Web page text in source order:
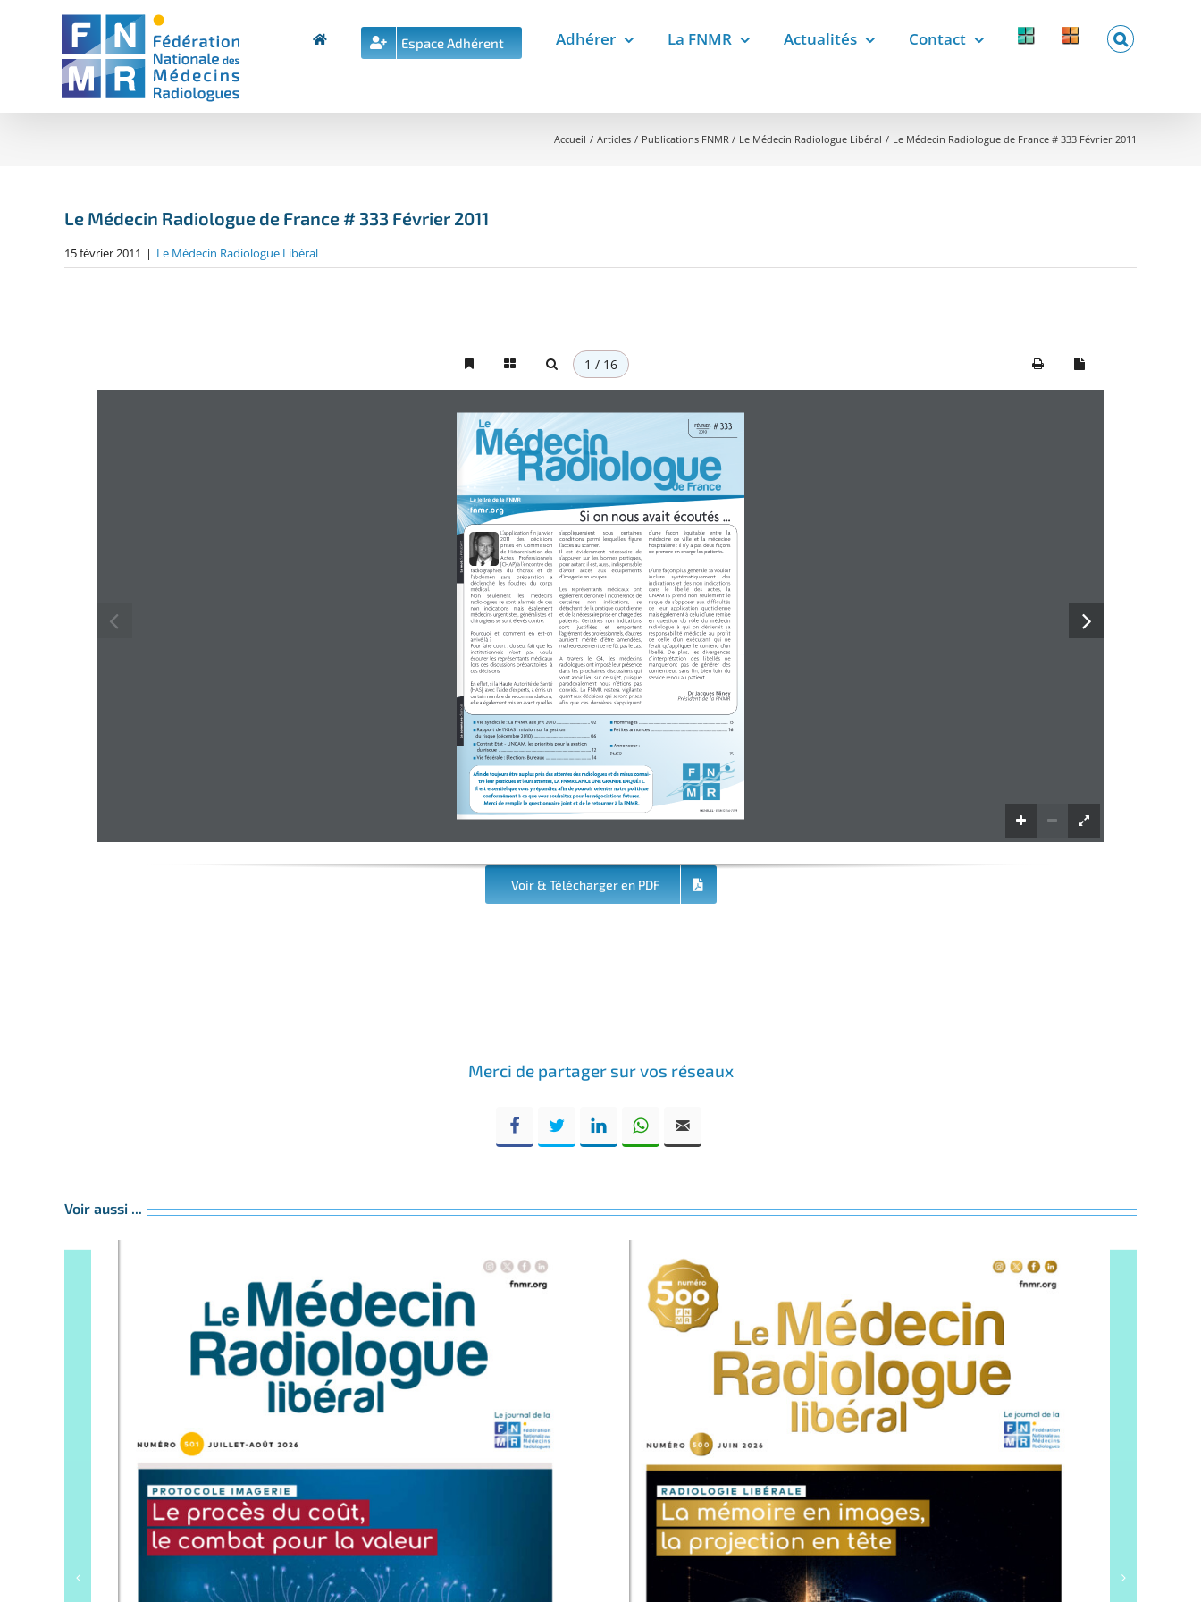
Espace Adhérent Adhérer La FNMR Actualités Contact ForcomedLabelix
Accueil Articles Publications FNMR Le Médecin Radiologue Libéral Le Médecin Radiologue de France # 333 Février 2011
Le Médecin Radiologue de France # 333 Février 2011
15 février 2011 | Le Médecin Radiologue Libéral
fnmr.org
L’applicationfinjanvier
2011
des décisions
prises en Commission
de Hiérarchisation des
Actes Professionnels
(CHAP)àl’encontredes
radiographies du thorax et de
l’abdomen
sans préparation a
déclenché les foudres du corps
médical.
Non seulement les médecins
radiologues se sont alarmés de ces
non indications mais également
médecins urgentistes, généralistes et
chirurgiens se sont élevés contre.
Pourquoi et comment en est-on
arrivé là ?
Pour faire court : du seul fait que les
institutionnels n’ont pas voulu
écouter les représentants médicaux
lors des discussions préparatoires à
ces décisions.
Eneffet,silaHauteAutoritédeSanté
(HAS), avec l’aide d’experts, a émis un
certainnombrederecommandations,
elleaégalementmisenavantqu’elles
s’appliqueraient sous certaines
conditions parmi lesquelles figure
l’accès au scanner.
Il est évidemment nécessaire de
s’appuyer sur les bonnes pratiques,
pourautantilest,aussi,indispensable
d’avoir accès aux équipements
d’imagerie en coupes.
Les représentants médicaux ont
également dénoncé l’incohérence de
certaines non indications, se
détachantdelapratiquequotidienne
etdelanécessairepriseenchargedes
patients. Certaines non indications
sont justifiées et
emportent
l’agrémentdesprofessionnels,d’autres
auraient mérité d’être amendées,
malheureusementcenefûtpaslecas.
A travers le G4, les médecins
radiologuesontimposéleurprésence
dans les prochaines discussions qui
vont avoir lieu sur ce sujet, puisque
paradoxalement nous n’étions pas
conviés. La FNMR restera vigilante
quant aux décisions qui seront prises
afin que ces dernières s’appliquent
d’une façon équitable entre la
médecine de ville et la médecine
hospitalière : il n’y a pas deux façons
de prendre en charge les patients.
D’une façon plusgénérale : à vouloir
inclure systématiquement
des
indications et des non indications
dans le libellé des actes, la
CNAMTS prend non seulement le
risque de s’opposer aux difficultés
de leur application quotidienne
mais également à celui d’une remise
en question du rôle du médecin
radiologue à qui on dénierait sa
responsabilité médicale au profit
de celle d’un exécutant qui ne
ferait qu’appliquer le contenu d’un
libellé. De plus, les divergences
d’interprétation des libellés ne
manqueront pas de générer des
contentieux sans fin, bien loin du
service rendu au patient.
Dr Jacques Niney
Président de la FNMR
Si on nous avait écoutés ...
MENSUEL - ISSN 0754-7749
Lemot
du Président
Lesommaire
du mois
LalettredelaFNMR
Vie syndicale : La FNMR aux JFR 2010 ................................ 02
 Rapport de l’IGAS : mission sur la gestion
du risque (décembre 2010) ..................................................... 06
Contrat Etat - UNCAM, les priorités pour la gestion
du risque ........................................................................................ 12
Vie fédérale : Elections Bureaux ........................................... 14
Hommages ..................................................................................... 15
 Petites annonces ......................................................................... 16
# 333FÉVRIER2010
 Annonceur :
PMFR .......................................................................................................... 15
Afindetoujoursêtreauplusprèsdesattentesdesradiologuesetdemieuxconnai-
treleurpratiquesetleursattentes,LAFNMRLANCEUNEGRANDEENQUÊTE.
Ilestessentielquevousyrépondiezafindepouvoirorienternotrepolitique
conformémentàcequevoussouhaitezpourlesnégociationsfutures.
MercideremplirlequestionnairejointetdeleretourneràlaFNMR.
1 / 16
Voir & Télécharger en PDF
Merci de partager sur vos réseaux
Facebook Twitter LinkedIn WhatsApp
Voir aussi ...